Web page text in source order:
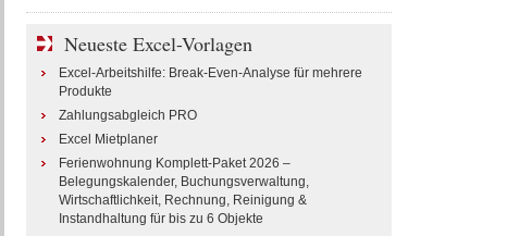
Neueste Excel-Vorlagen
Excel-Arbeitshilfe: Break-Even-Analyse für mehrere
Produkte
Zahlungsabgleich PRO
Excel Mietplaner
Ferienwohnung Komplett-Paket 2026 –
Belegungskalender, Buchungsverwaltung,
Wirtschaftlichkeit, Rechnung, Reinigung &
Instandhaltung für bis zu 6 Objekte